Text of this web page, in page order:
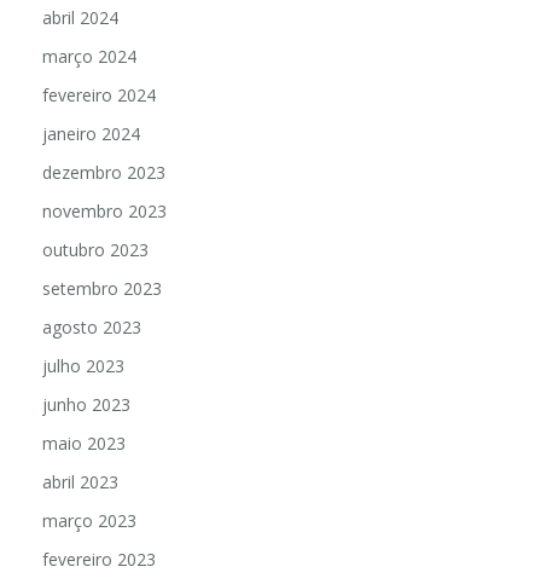
abril 2024
março 2024
fevereiro 2024
janeiro 2024
dezembro 2023
novembro 2023
outubro 2023
setembro 2023
agosto 2023
julho 2023
junho 2023
maio 2023
abril 2023
março 2023
fevereiro 2023